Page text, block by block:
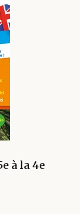
à la 4e